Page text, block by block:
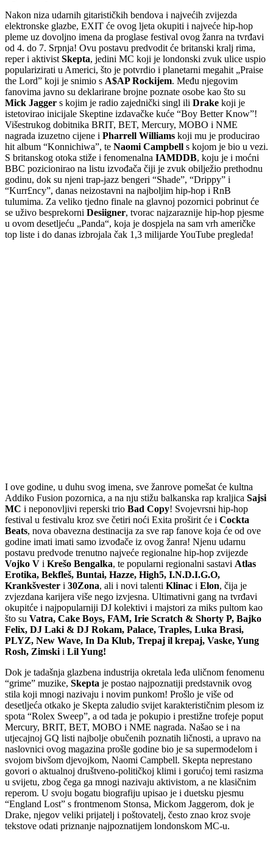
Nakon niza udarnih gitarističkih bendova i najvećih zvijezda
elektronske glazbe, EXIT će ovog ljeta okupiti i najveće hip-hop
pleme uz dovoljno imena da proglase festival ovog žanra na tvrđavi
od 4. do 7. Srpnja! Ovu postavu predvodit će britanski kralj rima,
reper i aktivist Skepta, jedini MC koji je londonski zvuk ulice uspio
popularizirati u Americi, što je potvrdio i planetarni megahit „Praise
the Lord” koji je snimio s A$AP Rockijem. Među njegovim
fanovima javno su deklarirane brojne poznate osobe kao što su
Mick Jagger s kojim je radio zajednički singl ili Drake koji je
istetovirao inicijale Skeptine izdavačke kuće “Boy Better Know”!
Višestrukog dobitnika BRIT, BET, Mercury, MOBO i NME
nagrada izuzetno cijene i Pharrell Williams koji mu je producirao
hit album “Konnichiwa”, te Naomi Campbell s kojom je bio u vezi.
S britanskog otoka stiže i fenomenalna IAMDDB, koju je i moćni
BBC pozicionirao na listu izvođača čiji je zvuk obilježio prethodnu
godinu, dok su njeni trap-jazz bengeri “Shade”, “Drippy” i
“Kurr£ncy”, danas neizostavni na najboljim hip-hop i RnB
tulumima. Za veliko tjedno finale na glavnoj pozornici pobrinut će
se uživo besprekorni Desiigner, tvorac najzaraznije hip-hop pjesme
u ovom desetljeću „Panda“, koja je dospjela na sam vrh američke
top liste i do danas izbrojala čak 1,3 milijarde YouTube pregleda!
I ove godine, u duhu svog imena, sve žanrove pomešat će kultna
Addiko Fusion pozornica, a na nju stižu balkanska rap kraljica Sajsi
MC i neponovljivi reperski trio Bad Copy! Svojevrsni hip-hop
festival u festivalu kroz sve četiri noći Exita proširit će i Cockta
Beats, nova obavezna destinacija za sve rap fanove koja će od ove
godine imati imati samo izvođače iz ovog žanra! Njenu udarnu
postavu predvode trenutno najveće regionalne hip-hop zvijezde
Vojko V i Krešo Bengalka, te popularni regionalni sastavi Atlas
Erotika, Bekfleš, Buntai, Hazze, High5, I.N.D.I.G.O,
Krankšvester i 30Zona, ali i novi talenti Klinac i Elon, čija je
zvjezdana karijera više nego izvjesna. Ultimativni gang na tvrđavi
okupitće i najpopularniji DJ kolektivi i majstori za miks pultom kao
što su Vatra, Cake Boys, FAM, Irie Scratch & Shorty P, Bajko
Felix, DJ Laki & DJ Rokam, Palace, Traples, Luka Brasi,
PLYZ, New Wave, In Da Klub, Trepaj il krepaj, Vaske, Yung
Rosh, Zimski i Lil Yung!
Dok je tadašnja glazbena industrija okretala leđa uličnom fenomenu
“grime” muzike, Skepta je postao najpoznatiji predstavnik ovog
stila koji mnogi nazivaju i novim punkom! Prošlo je više od
desetljeća otkako je Skepta zaludio svijet karakterističnim plesom iz
spota “Rolex Sweep”, a od tada je pokupio i prestižne trofeje poput
Mercury, BRIT, BET, MOBO i NME nagrada. Našao se i na
utjecajnoj GQ listi najbolje obučenih poznatih ličnosti, a upravo na
naslovnici ovog magazina prošle godine bio je sa supermodelom i
svojom bivšom djevojkom, Naomi Campbell. Skepta neprestano
govori o aktualnoj društveno-političkoj klimi i gorućoj temi rasizma
u svijetu, zbog čega ga mnogi nazivaju aktivistom, a ne klasičnim
reperom. U svoju bogatu biografiju upisao je i duetsku pjesmu
“England Lost” s frontmenom Stonsa, Mickom Jaggerom, dok je
Drake, njegov veliki prijatelj i poštovatelj, često znao kroz svoje
tekstove odati priznanje najpoznatijem londonskom MC-u.